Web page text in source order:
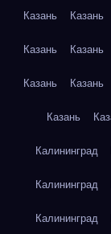
Казань Казань
Казань Казань
Казань Казань
Казань
Калининград
Калининград
Калининград